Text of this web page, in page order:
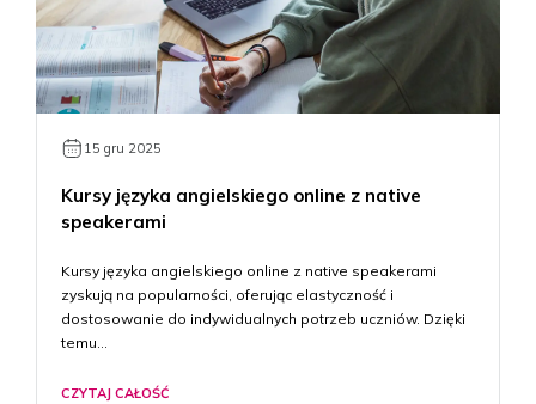
15 gru 2025
Kursy języka angielskiego online z native
speakerami
Kursy języka angielskiego online z native speakerami
zyskują na popularności, oferując elastyczność i
dostosowanie do indywidualnych potrzeb uczniów. Dzięki
temu…
CZYTAJ CAŁOŚĆ